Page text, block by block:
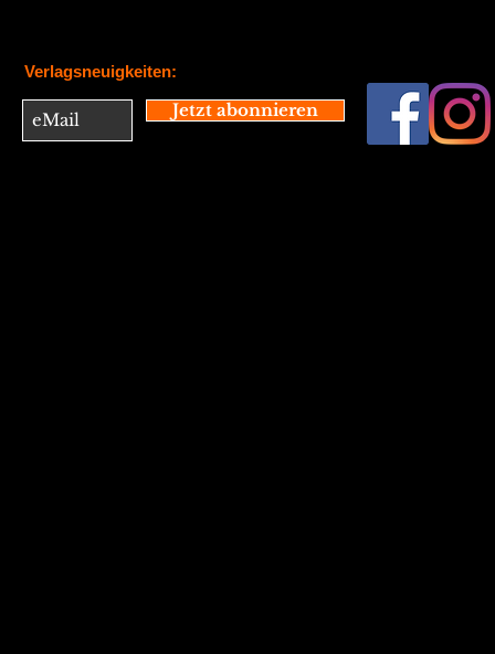
Verlagsneuigkeiten:
Jetzt abonnieren